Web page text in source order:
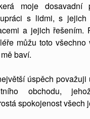
moje dosavadní
s lidmi, s jejich
a jejich řešením.
můžu toto všechno
baví.
úspěch považuji
obchodu,
spokojenost všech